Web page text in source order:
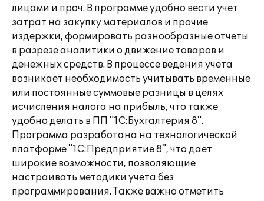
лицами и проч. В программе удобно вести учет
затрат на закупку материалов и прочие
издержки, формировать разнообразные отчеты
в разрезе аналитики о движение товаров и
денежных средств. В процессе ведения учета
возникает необходимость учитывать временные
или постоянные суммовые разницы в целях
исчисления налога на прибыль, что также
удобно делать в ПП "1С:Бухгалтерия 8".
Программа разработана на технологической
платформе "1С:Предприятие 8", что дает
широкие возможности, позволяющие
настраивать методики учета без
программирования. Также важно отметить